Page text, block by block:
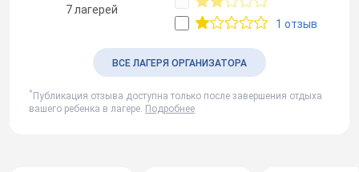
7 лагерей
1 отзыв
ВСЕ ЛАГЕРЯ ОРГАНИЗАТОРА
* Публикация отзыва доступна только после завершения отдыха
вашего ребенка в лагере. Подробнее